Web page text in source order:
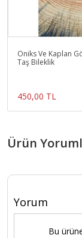
Oniks Ve Kaplan
Taş Bileklik
450,00 TL
Ürün
Yorum
Bu